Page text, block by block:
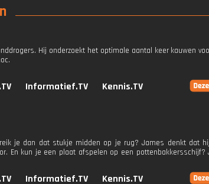
Hij onderzoekt het optimale aantal keer kauwen
Informatief.TV Kennis.TV
je dan dat stukje midden op je rug? James denkt dat
En kun je een plaat afspelen op een
Informatief.TV Kennis.TV